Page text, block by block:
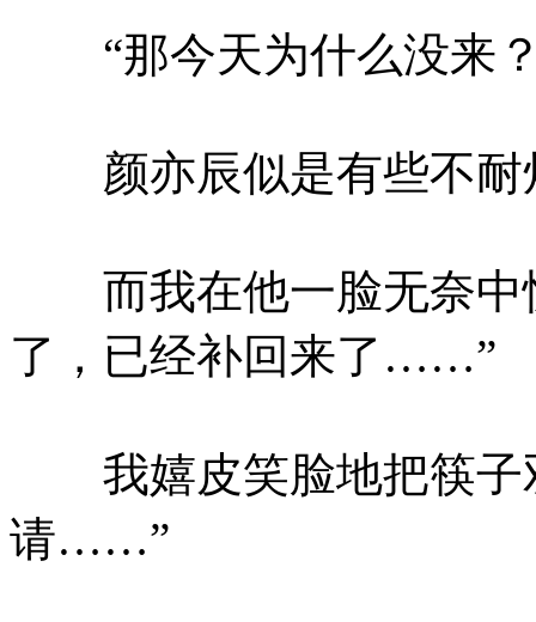
“那今天为什么没来
颜亦辰似是有些不耐
而我在他一脸无奈中
了，已经补回来了……”
我嬉皮笑脸地把筷子
请……”